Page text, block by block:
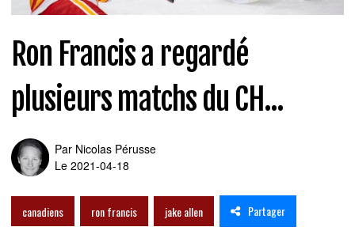
Ron Francis a regardé
plusieurs matchs du CH...
Par Nicolas Pérusse
Le 2021-04-18
canadiens ron francis jake allen Partager